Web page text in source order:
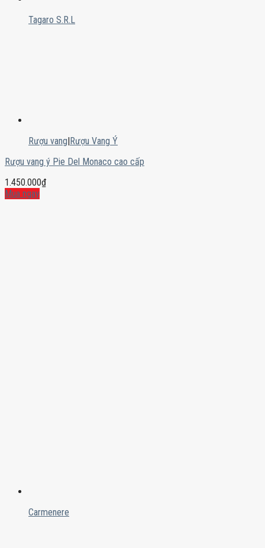
Tagaro S.R.L
Rượu vang|Rượu Vang Ý
Rượu vang ý Pie Del Monaco cao cấp
1.450.000₫
Mua ngay
Carmenere